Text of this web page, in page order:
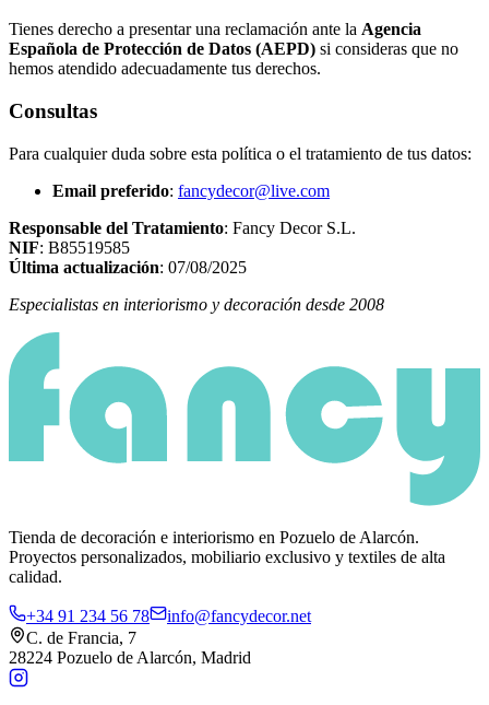
Tienes derecho a presentar una reclamación ante la Agencia
Española de Protección de Datos (AEPD) si consideras que no
hemos atendido adecuadamente tus derechos.
Consultas
Para cualquier duda sobre esta política o el tratamiento de tus datos:
Email preferido: fancydecor@live.com
Responsable del Tratamiento: Fancy Decor S.L.
NIF: B85519585
Última actualización: 07/08/2025
Especialistas en interiorismo y decoración desde 2008
Tienda de decoración e interiorismo en Pozuelo de Alarcón.
Proyectos personalizados, mobiliario exclusivo y textiles de alta
calidad.
+34 91 234 56 78
info@fancydecor.net
C. de Francia, 7
28224 Pozuelo de Alarcón, Madrid